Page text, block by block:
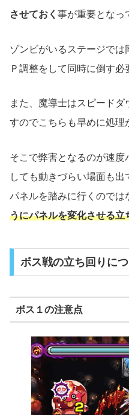
させておく 事が重要となっ
ゾンビがいるステージでは
Ｐ調整をして同時に倒す必
また、魔導士はスピードダ
すのでこちらも早めに処理
そこで弊害となるのが速度
しても動きづらい場面も
パネルを踏みに行くのでは
うにパネルを変化させる立
ボス戦の立ち回りに
ボス１の注意点